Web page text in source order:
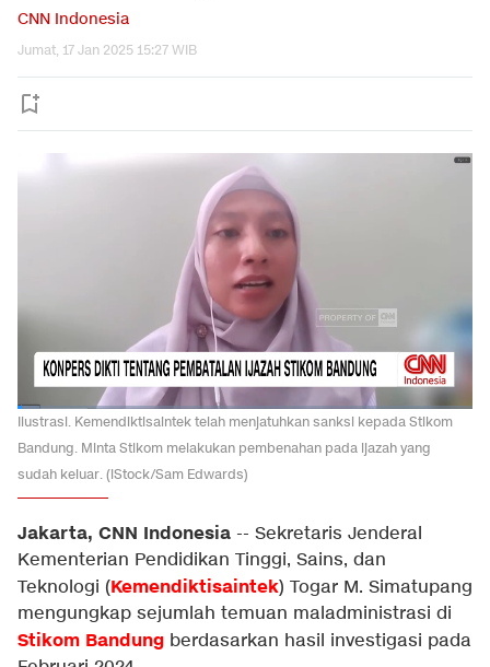
CNN Indonesia
Jumat, 17 Jan 2025 15:27 WIB
Ilustrasi. Kemendiktisaintek telah menjatuhkan sanksi kepada Stikom
Bandung. Minta Stikom melakukan pembenahan pada ijazah yang
sudah keluar. (iStock/Sam Edwards)
Jakarta, CNN Indonesia -- Sekretaris Jenderal
Kementerian Pendidikan Tinggi, Sains, dan
Teknologi (Kemendiktisaintek) Togar M. Simatupang
mengungkap sejumlah temuan maladministrasi di
Stikom Bandung berdasarkan hasil investigasi pada